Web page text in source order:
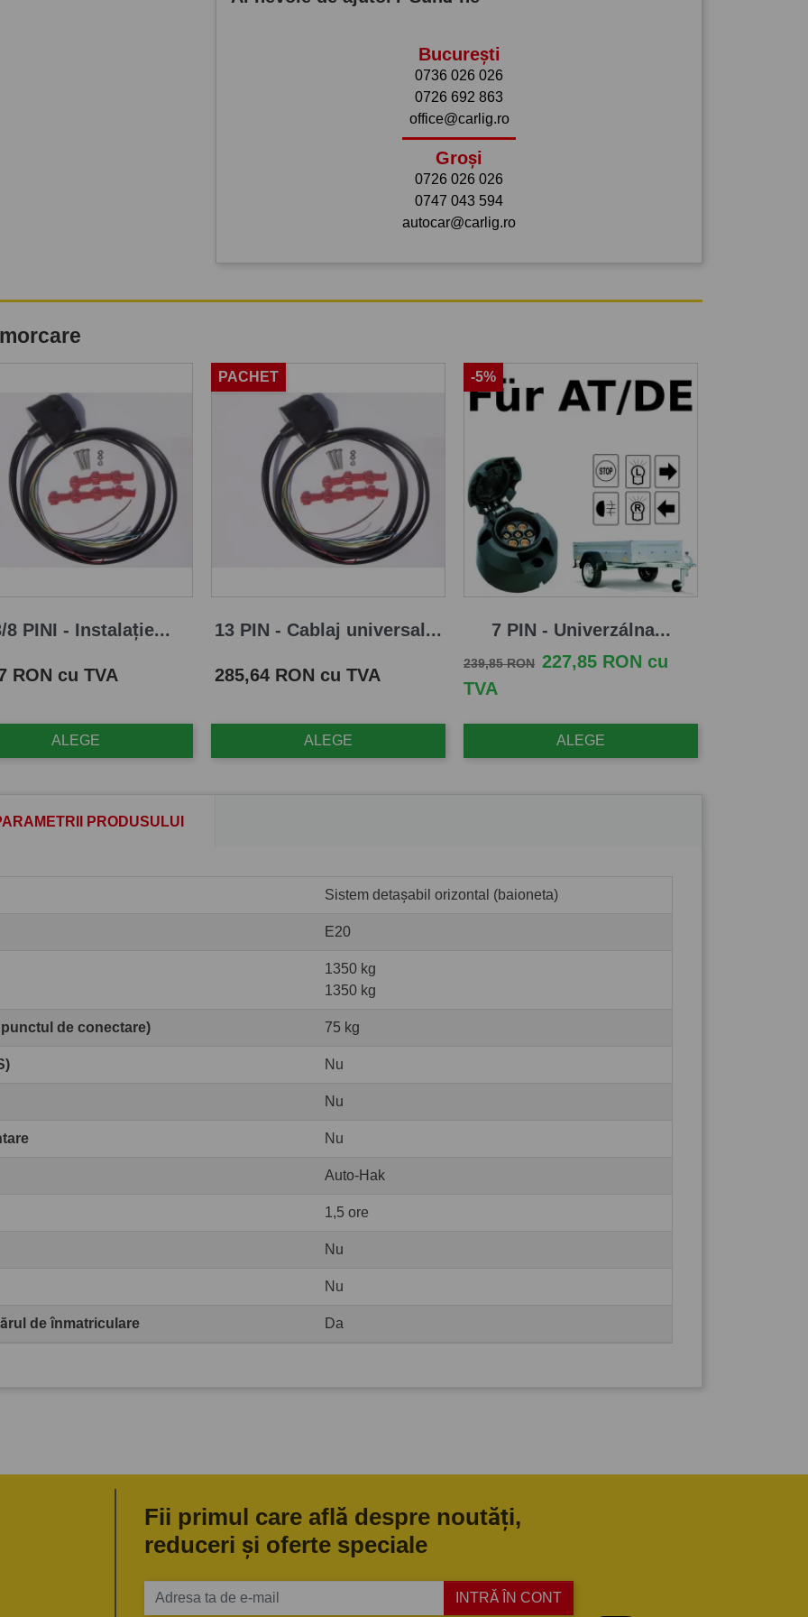
București
0736 026 026
0726 692 863
office@carlig.ro
Groși
0726 026 026
0747 043 594
autocar@carlig.ro
8 PINI - Instalație...
RON cu TVA
ALEGE
13 PIN - Cablaj universal...
Pret
285,64 RON cu TVA
ALEGE
PACHET
7 PIN - Univerzálna...
Pret de baza
239,85 RON Pret
227,85 RON cu
TVA
ALEGE
-5%
PRODUSULUI
Sistem detașabil orizontal (baioneta)
E20
1350 kg
1350 kg
de conectare) 75 kg
Nu
Nu
Nu
Auto-Hak
1,5 ore
Nu
Nu
de înmatriculare Da
Fii primul care află despre noutăți,
reduceri și oferte speciale
INTRĂ ÎN CONT